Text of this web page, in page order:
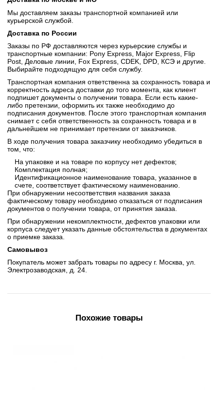
Мы доставляем заказы транспортной компанией или
курьерской службой.
Доставка по России
Заказы по РФ доставляются через курьерские службы и
транспортные компании: Pony Express, Major Express, Flip
Post, Деловые линии, Fox Express, CDEK, DPD, КСЭ и другие.
Выбирайте подходящую для себя службу.
Транспортная компания ответственна за сохранность товара и
корректность адреса доставки до того момента, как клиент
подпишет документы о получении товара. Если есть какие-
либо претензии, оформить их также необходимо до
подписания документов. После этого транспортная компания
снимает с себя ответственность за сохранность товара и в
дальнейшем не принимает претензии от заказчиков.
В ходе получения товара заказчику необходимо убедиться в
том, что:
На упаковке и на товаре по корпусу нет дефектов;
Комплектация полная;
Идентификационное наименование товара, указанное в
счете, соответствует фактическому наименованию.
При обнаружении несоответствия названия заказа
фактическому товару необходимо отказаться от подписания
документов о получении товара, от принятия заказа.
При обнаружении некомплектности, дефектов упаковки или
корпуса следует указать данные обстоятельства в документах
о приемке заказа.
Самовывоз
Покупатель может забрать товары по адресу г. Москва, ул.
Электрозаводская, д. 24.
Похожие товары